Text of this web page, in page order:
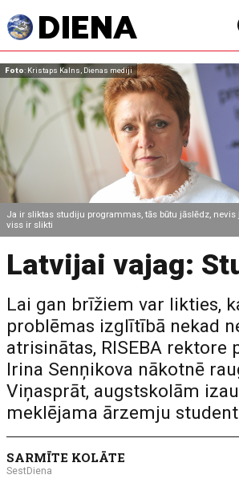
Ja ir sliktas studiju programmas, tās būtu jāslēdz, nevis
viss ir slikti
Foto: Kristaps Kalns, Dienas mediji
Latvijai vajag:
Lai gan brīžiem var likties,
problēmas izglītībā nekad
atrisinātas, RISEBA rektore
Irina Senņikova nākotnē
Viņasprāt, augstskolām
meklējama ārzemju
SARMĪTE KOLĀTE
SestDiena